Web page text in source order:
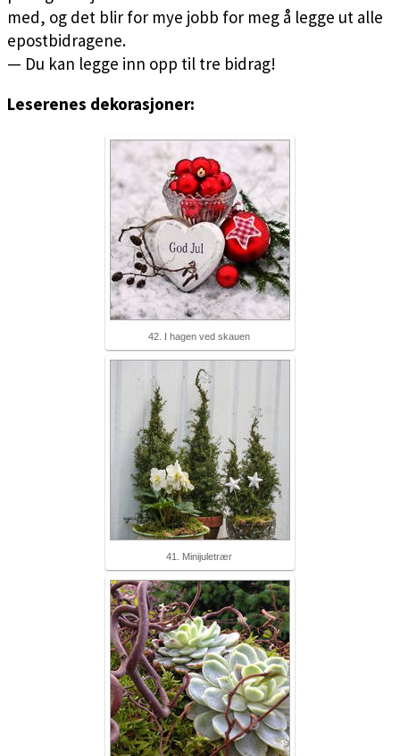
med, og det blir for mye jobb for meg å legge ut alle
epostbidragene.
— Du kan legge inn opp til tre bidrag!
Leserenes dekorasjoner:
42. I hagen ved skauen
41. Minijuletrær